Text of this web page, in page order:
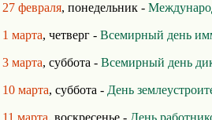
27 февраля, понедельник -
1 марта, четверг - Всемирный день
3 марта, суббота - Всемирный день
10 марта, суббота - День
11 марта, воскресенье - День